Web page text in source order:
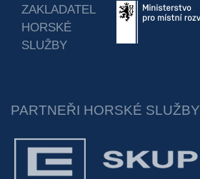
ZAKLADATEL
HORSKÉ
SLUŽBY
PARTNEŘI HORSKÉ SLUŽBY